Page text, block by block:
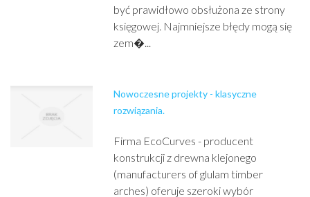
być prawidłowo obsłużona ze strony
księgowej. Najmniejsze błędy mogą się
zem�...
Nowoczesne projekty - klasyczne
rozwiązania.
Firma EcoCurves - producent
konstrukcji z drewna klejonego
(manufacturers of glulam timber
arches) oferuje szeroki wybór